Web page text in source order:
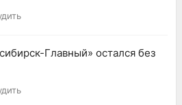
Главный» остался без